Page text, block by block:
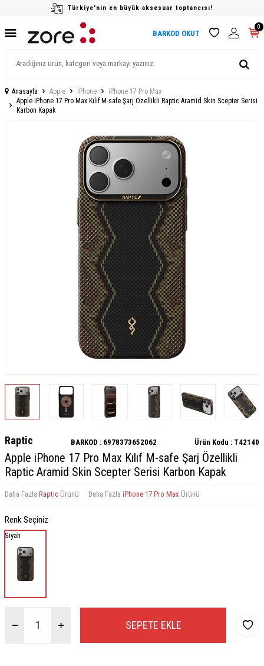
Türkiye'nin en büyük aksesuar toptancısı!
BARKOD OKUT
0
Anasayfa Apple iPhone
iPhone 17 Pro Max
Apple iPhone 17 Pro Max Kılıf M-safe Şarj Özellikli Raptic Aramid Skin Scepter Serisi
Karbon Kapak
Raptic BARKOD : 6978373652062 Ürün Kodu : T42140
Apple iPhone 17 Pro Max Kılıf M-safe Şarj Özellikli
Raptic Aramid Skin Scepter Serisi Karbon Kapak
Daha Fazla Raptic Ürünü Daha Fazla iPhone 17 Pro Max Ürünü
Renk Seçiniz
Siyah
SEPETE EKLE